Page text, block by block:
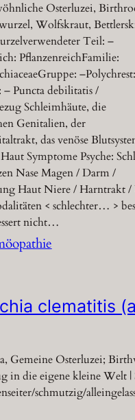
Osterluzei,
Wolfskraut,
Teil: –
PflanzenreichFamilie:
– Puncta debilitatis /
Schleimhäute, die
Genitalien, der
das venöse
Symptome Psyche:
Nase Magen / Darm /
Haut Niere / Harntrakt
< schlechter… >
nicht…
clematitis
Gemeine Osterluzei;
in die eigene kleine Welt |
schmutzig/